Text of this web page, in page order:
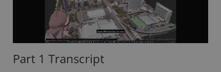
Part 1 Transcript